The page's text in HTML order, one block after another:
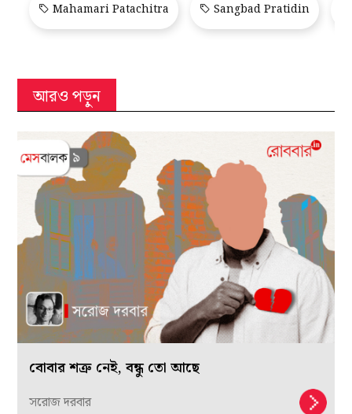
Mahamari Patachitra Sangbad Pratidin
আরও পড়ুন
বোবার শত্রু নেই, বন্ধু তো আছে
সরোজ দরবার